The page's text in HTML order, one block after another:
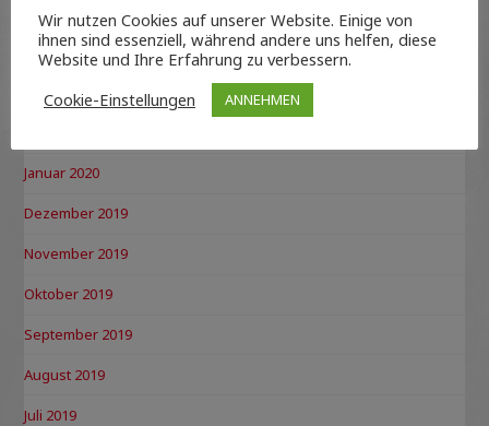
Mai 2020
April 2020
März 2020
Januar 2020
Dezember 2019
November 2019
Oktober 2019
September 2019
August 2019
Juli 2019
Wir nutzen Cookies auf unserer Website. Einige von
ihnen sind essenziell, während andere uns helfen, diese
Website und Ihre Erfahrung zu verbessern.
Cookie-Einstellungen
ANNEHMEN